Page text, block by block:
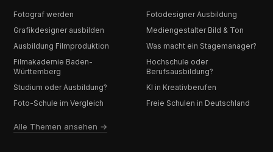
Fotograf werden
Fotodesigner Ausbildung
Grafikdesigner ausbilden
Mediengestalter Bild & Ton
Ausbildung Filmproduktion
Was macht ein Stagemanager?
Filmakademie Baden-
Württemberg
Hochschule oder
Berufsausbildung?
Studium oder Ausbildung?
KI in Kreativberufen
Foto-Schule im Vergleich
Freie Schulen in Deutschland
Alle Themen ansehen →